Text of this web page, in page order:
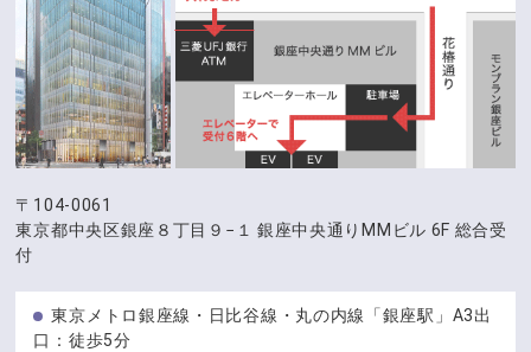
〒104-0061
東京都中央区銀座８丁目９−１ 銀座中央通りMMビル 6F 総合受
付
東京メトロ銀座線・日比谷線・丸の内線「銀座駅」A3出
口：徒歩5分